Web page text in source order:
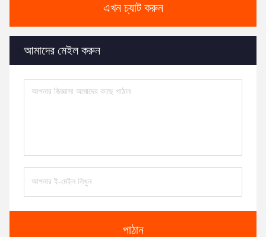
এখন চ্যাট করুন
আমাদের মেইল করুন
পাঠান